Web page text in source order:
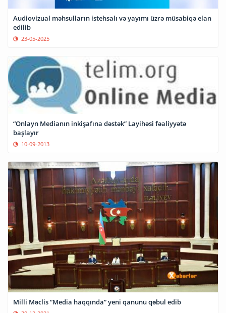
Audiovizual məhsulların istehsalı və yayımı üzrə müsabiqə elan
edilib
23-05-2025
“Onlayn Medianın inkişafına dəstək” Layihəsi fəaliyyətə
başlayır
10-09-2013
Milli Məclis “Media haqqında” yeni qanunu qəbul edib